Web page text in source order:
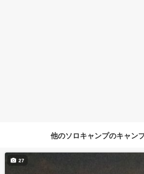
他のソロキャンプのキャン
27